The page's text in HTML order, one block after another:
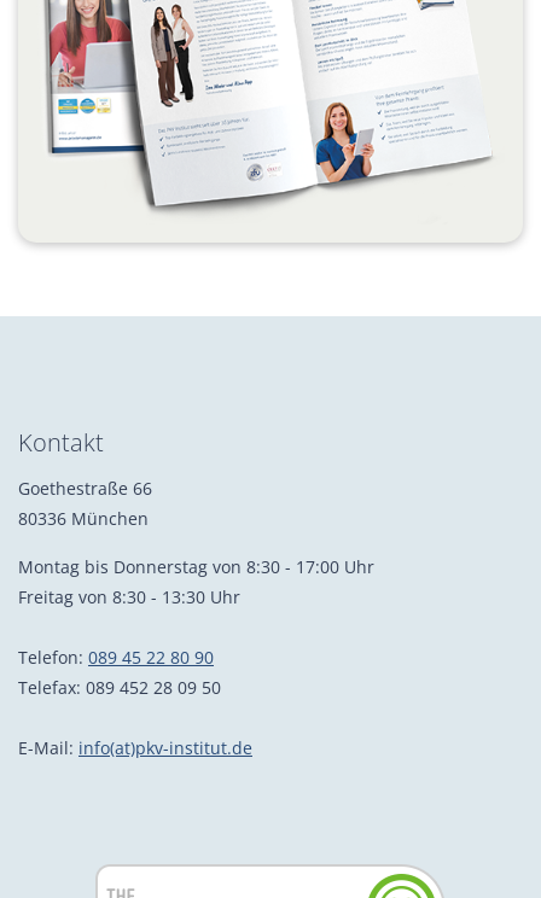
Kontakt
Goethestraße 66
80336 München
Montag bis Donnerstag von 8:30 - 17:00 Uhr
Freitag von 8:30 - 13:30 Uhr
Telefon: 089 45 22 80 90
Telefax: 089 452 28 09 50
E-Mail: info(at)pkv-institut.de